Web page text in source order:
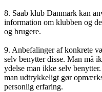
8. Saab klub Danmark kan
information om klubben og
og brugere.
9. Anbefalinger af konkrete
selv benytter disse. Man må
ydelse man ikke selv
man udtrykkeligt gør
personlig erfaring.